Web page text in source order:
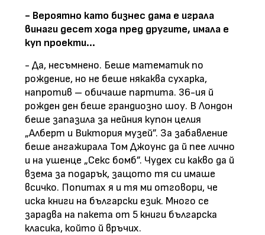
- Вероятно като бизнес дама е играла
винаги десет хода пред другите, имала е
куп проекти...
- Да, несъмнено. Беше математик по
рождение, но не беше някаква сухарка,
напротив – обичаше партита. 36-ия й
рожден ден беше грандиозно шоу. В Лондон
беше запазила за нейния купон целия
„Алберт и Виктория музей”. За забавление
беше ангажирала Том Джоунс да й пее лично
и на ушенце „Секс бомб”. Чудех си какво да й
взема за подарък, защото тя си имаше
всичко. Попитах я и тя ми отговори, че
иска книги на български език. Много се
зарадва на пакета от 5 книги българска
класика, който й връчих.